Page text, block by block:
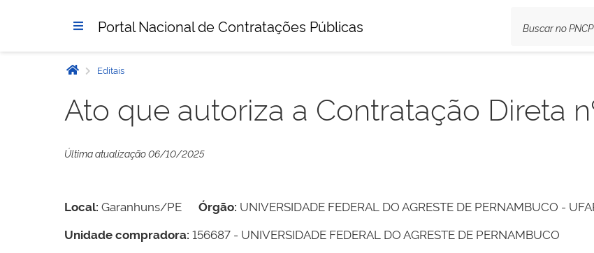
Portal Nacional de Contratações Públicas
Editais
Ato que autoriza a Contratação Direta
Última atualização 06/10/2025
Local: Garanhuns/PE Órgão: UNIVERSIDADE FEDERAL DO AGRESTE DE PERNAMBUCO -
Unidade compradora: 156687 - UNIVERSIDADE FEDERAL DO AGRESTE DE PERNAMBUCO